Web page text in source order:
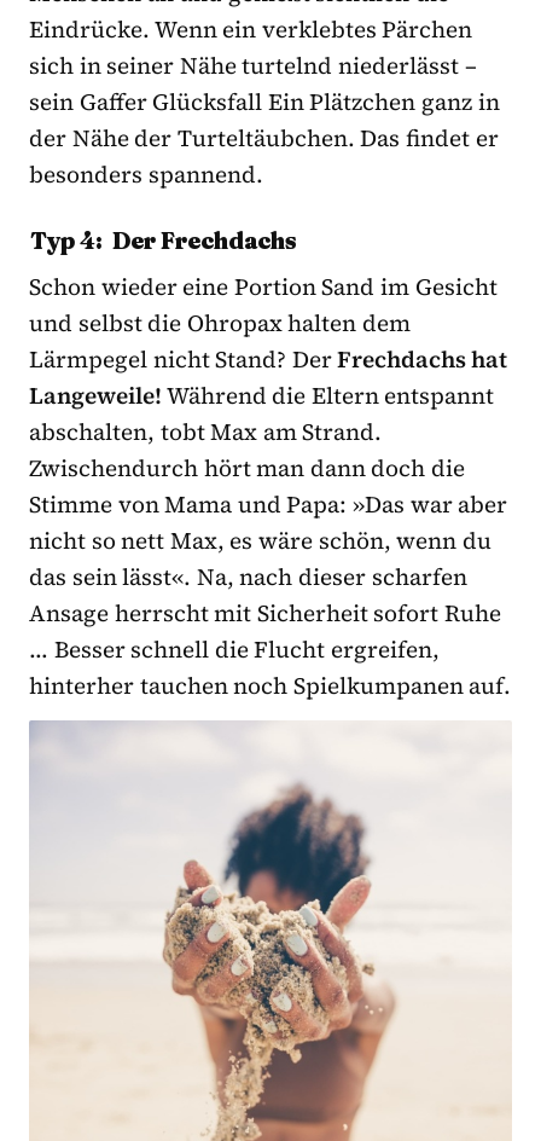
Eindrücke. Wenn ein verklebtes Pärchen
sich in seiner Nähe turtelnd niederlässt –
sein Gaffer Glücksfall Ein Plätzchen ganz in
der Nähe der Turteltäubchen. Das findet er
besonders spannend.
Typ 4: Der Frechdachs
Schon wieder eine Portion Sand im Gesicht
und selbst die Ohropax halten dem
Lärmpegel nicht Stand? DerFrechdachs hat
Langeweile!Während die Eltern entspannt
abschalten, tobt Max am Strand.
Zwischendurch hört man dann doch die
Stimme von Mama und Papa: »Das war aber
nicht so nett Max, es wäre schön, wenn du
das sein lässt«. Na, nach dieser scharfen
Ansage herrscht mit Sicherheit sofort Ruhe
… Besser schnell die Flucht ergreifen,
hinterher tauchen noch Spielkumpanen auf.